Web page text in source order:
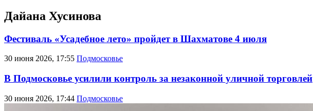
Дайана Хусинова
Фестиваль «Усадебное лето» пройдет в Шахматове 4 июля
30 июня 2026, 17:55 Подмосковье
В Подмосковье усилили контроль за незаконной уличной торговлей
30 июня 2026, 17:44 Подмосковье